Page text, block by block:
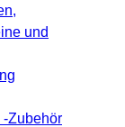
und
Zubehör